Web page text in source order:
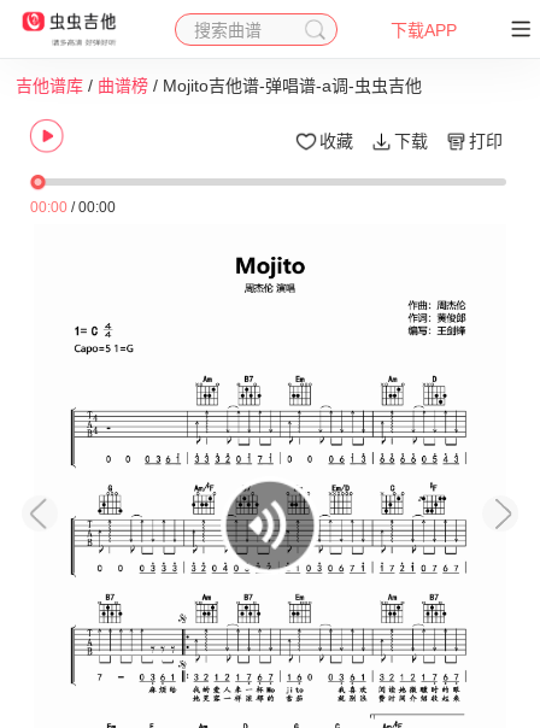
搜索曲谱 下载APP
吉他谱库 / 曲谱榜 / Mojito吉他谱-弹唱谱-a调-虫虫吉他
收藏 下载 打印
00:00 /00:00